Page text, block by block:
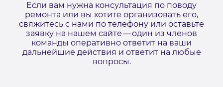
Если вам нужна консультация по поводу
ремонта или вы хотите организовать его,
свяжитесь с нами по телефону или оставьте
заявку на нашем сайте — один из членов
команды оперативно ответит на ваши
дальнейшие действия и ответит на любые
вопросы.